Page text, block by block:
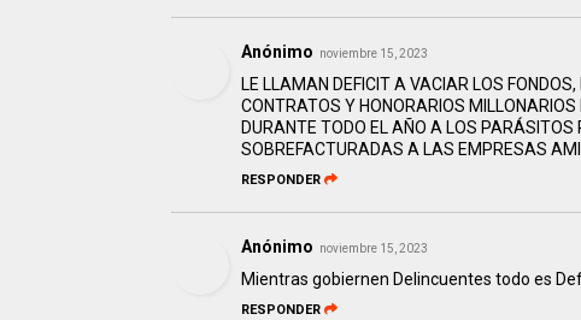
Anónimo noviembre 15, 2023
LE LLAMAN DEFICIT A VACIAR LOS
CONTRATOS Y HONORARIOS
DURANTE TODO EL AÑO A LOS
SOBREFACTURADAS A LAS EMPRESAS
RESPONDER
Anónimo noviembre 15, 2023
Mientras gobiernen Delincuentes todo es
RESPONDER